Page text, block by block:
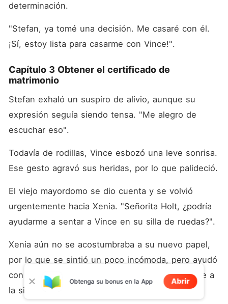
determinación.
"Stefan, ya tomé una decisión. Me casaré con él.
¡Sí, estoy lista para casarme con Vince!".
Capítulo 3 Obtener el certificado de
matrimonio
Stefan exhaló un suspiro de alivio, aunque su
expresión seguía siendo tensa. "Me alegro de
escuchar eso".
Todavía de rodillas, Vince esbozó una leve sonrisa.
El viejo mayordomo se dio cuenta y se volvió
urgentemente hacia Xenia. "Señorita Holt, ¿podría
ayudarme a sentar a Vince en su silla de ruedas?".
Xenia aún no se acostumbraba a su nuevo papel,
por lo que se sintió un poco incómoda, pero ayudó
con determinación al mayordomo a subir a Vince a
la silla de ruedas.
Obtenga su bonus en la App Abrir